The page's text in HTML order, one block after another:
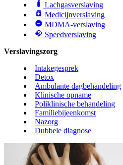
Lachgasverslaving
Medicijnverslaving
MDMA-verslaving
Speedverslaving
Verslavingszorg
Intakegesprek
Detox
Ambulante dagbehandeling
Klinische opname
Poliklinische behandeling
Familiebijeenkomst
Nazorg
Dubbele diagnose